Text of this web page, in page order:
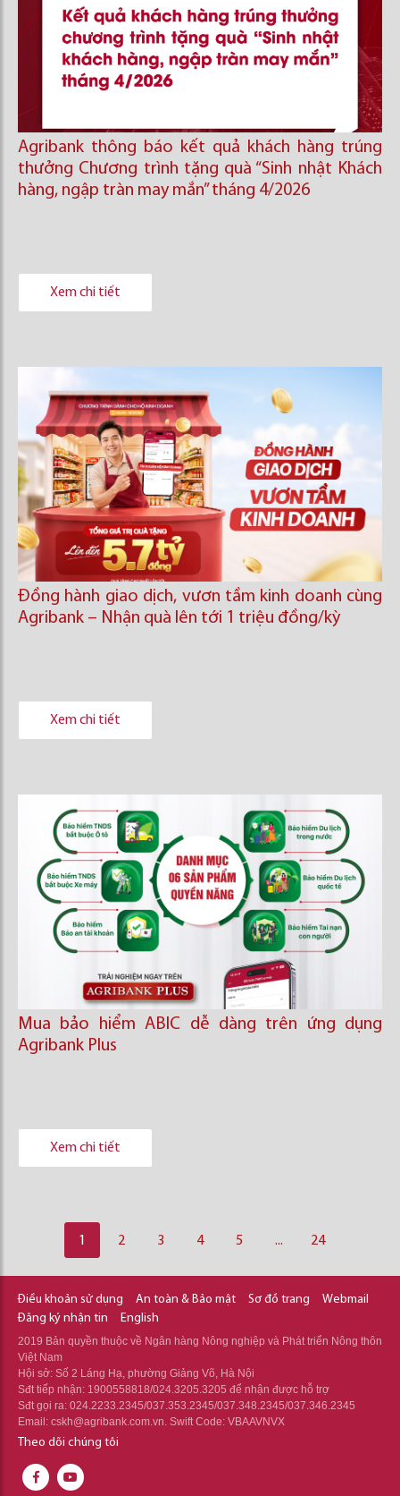
Agribank thông báo kết quả khách hàng trúng
thưởng Chương trình tặng quà “Sinh nhật Khách
hàng, ngập tràn may mắn” tháng 4/2026
Xem chi tiết
Đồng hành giao dịch, vươn tầm kinh doanh cùng
Agribank – Nhận quà lên tới 1 triệu đồng/kỳ
Xem chi tiết
Mua bảo hiểm ABIC dễ dàng trên ứng dụng
Agribank Plus
Xem chi tiết
1 2 3 4 5 ... 24
Điều khoản sử dụng An toàn & Bảo mật Sơ đồ trang
Webmail
Đăng ký nhận tin
English
2019 Bản quyền thuộc về Ngân hàng Nông nghiệp và Phát triển Nông thôn
Việt Nam
Hội sở: Số 2 Láng Hạ, phường Giảng Võ, Hà Nội
Sđt tiếp nhận: 1900558818/024.3205.3205 để nhận được hỗ trợ
Sđt gọi ra: 024.2233.2345/037.353.2345/037.348.2345/037.346.2345
Email: cskh@agribank.com.vn. Swift Code: VBAAVNVX
Theo dõi chúng tôi